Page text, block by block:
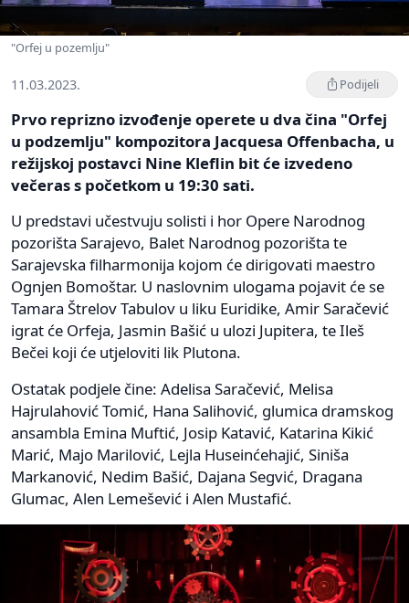
"Orfej u pozemlju"
11.03.2023. Podijeli
Prvo reprizno izvođenje operete u dva čina "Orfej
u podzemlju" kompozitora Jacquesa Offenbacha, u
režijskoj postavci Nine Kleflin bit će izvedeno
večeras s početkom u 19:30 sati.
U predstavi učestvuju solisti i hor Opere Narodnog
pozorišta Sarajevo, Balet Narodnog pozorišta te
Sarajevska filharmonija kojom će dirigovati maestro
Ognjen Bomoštar. U naslovnim ulogama pojavit će se
Tamara Štrelov Tabulov u liku Euridike, Amir Saračević
igrat će Orfeja, Jasmin Bašić u ulozi Jupitera, te Ileš
Bečei koji će utjeloviti lik Plutona.
Ostatak podjele čine: Adelisa Saračević, Melisa
Hajrulahović Tomić, Hana Salihović, glumica dramskog
ansambla Emina Muftić, Josip Katavić, Katarina Kikić
Marić, Majo Marilović, Lejla Huseinćehajić, Siniša
Markanović, Nedim Bašić, Dajana Segvić, Dragana
Glumac, Alen Lemešević i Alen Mustafić.